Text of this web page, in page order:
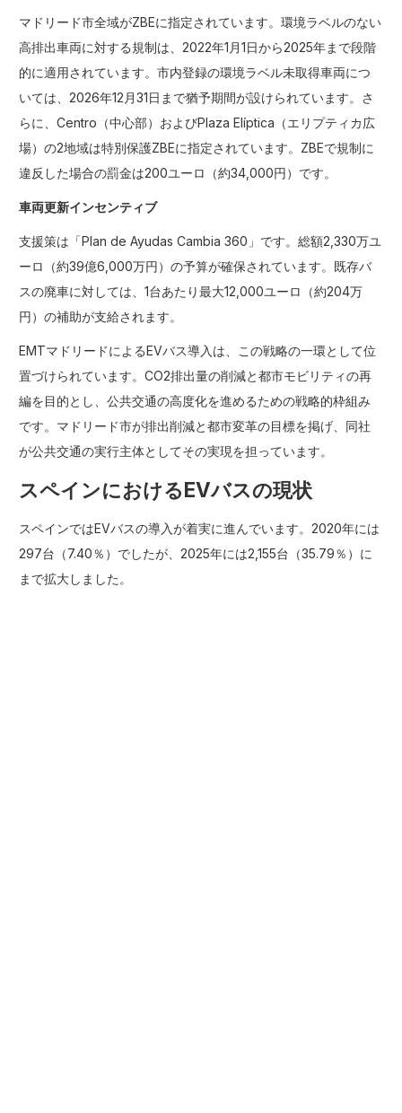
マドリード市全域がZBEに指定されています。環境ラベルのない
高排出車両に対する規制は、2022年1月1日から2025年まで段階
的に適用されています。市内登録の環境ラベル未取得車両につ
いては、2026年12月31日まで猶予期間が設けられています。さ
らに、Centro（中心部）およびPlaza Elíptica（エリプティカ広
場）の2地域は特別保護ZBEに指定されています。ZBEで規制に
違反した場合の罰金は200ユーロ（約34,000円）です。
車両更新インセンティブ
支援策は「Plan de Ayudas Cambia 360」です。総額2,330万ユ
ーロ（約39億6,000万円）の予算が確保されています。既存バ
スの廃車に対しては、1台あたり最大12,000ユーロ（約204万
円）の補助が支給されます。
EMTマドリードによるEVバス導入は、この戦略の一環として位
置づけられています。CO2排出量の削減と都市モビリティの再
編を目的とし、公共交通の高度化を進めるための戦略的枠組み
です。マドリード市が排出削減と都市変革の目標を掲げ、同社
が公共交通の実行主体としてその実現を担っています。
スペインにおけるEVバスの現状
スペインではEVバスの導入が着実に進んでいます。2020年には
297台（7.40％）でしたが、2025年には2,155台（35.79％）に
まで拡大しました。